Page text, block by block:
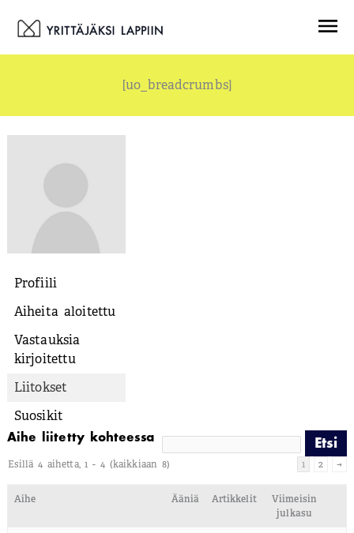
sisältöön
[uo_breadcrumbs]
Profiili
Aiheita aloitettu
Vastauksia
kirjoitettu
Liitokset
Suosikit
Aihe liitetty kohteessa
Esillä 4 aihetta, 1 - 4 (kaikkiaan 8) 1 2 →
Aihe Ääniä Artikkelit
Viimeisin
julkasu